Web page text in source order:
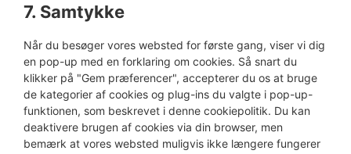
7. Samtykke
Når du besøger vores websted for første gang, viser vi dig
en pop-up med en forklaring om cookies. Så snart du
klikker på "Gem præferencer", accepterer du os at bruge
de kategorier af cookies og plug-ins du valgte i pop-up-
funktionen, som beskrevet i denne cookiepolitik. Du kan
deaktivere brugen af ​​cookies via din browser, men
bemærk at vores websted muligvis ikke længere fungerer